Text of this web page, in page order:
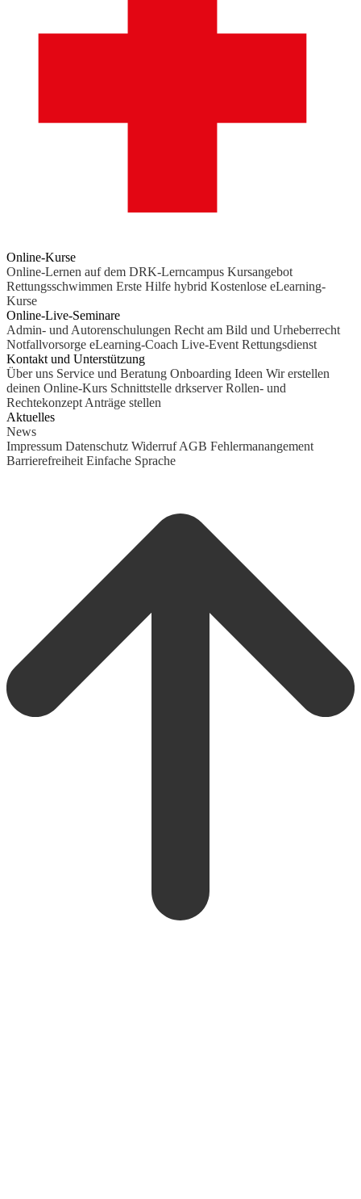
Online-Kurse
Online-Lernen auf dem DRK-Lerncampus Kursangebot
Rettungsschwimmen Erste Hilfe hybrid Kostenlose eLearning-
Kurse
Online-Live-Seminare
Admin- und Autorenschulungen Recht am Bild und Urheberrecht
Notfallvorsorge eLearning-Coach Live-Event Rettungsdienst
Kontakt und Unterstützung
Über uns Service und Beratung Onboarding Ideen Wir erstellen
deinen Online-Kurs Schnittstelle drkserver Rollen- und
Rechtekonzept Anträge stellen
Aktuelles
News
Impressum Datenschutz Widerruf AGB Fehlermanangement
Barrierefreiheit Einfache Sprache